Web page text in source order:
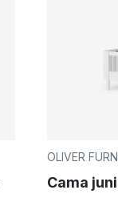
OLIVER
Cama